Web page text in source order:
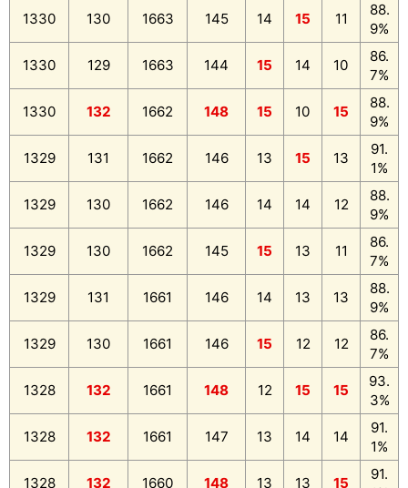
1330 130 1663 145 14 15 11
88.
9%
1330 129 1663 144 15 14 10
86.
7%
1330 132 1662 148 15 10 15
88.
9%
1329 131 1662 146 13 15 13
91.
1%
1329 130 1662 146 14 14 12
88.
9%
1329 130 1662 145 15 13 11
86.
7%
1329 131 1661 146 14 13 13
88.
9%
1329 130 1661 146 15 12 12
86.
7%
1328 132 1661 148 12 15 15
93.
3%
1328 132 1661 147 13 14 14
91.
1%
1328 132 1660 148 13 13 15
91.